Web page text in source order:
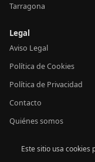
Tarragona
Legal
Aviso Legal
Política de Cookies
Política de Privacidad
Contacto
Quiénes somos
Este sitio usa cookies